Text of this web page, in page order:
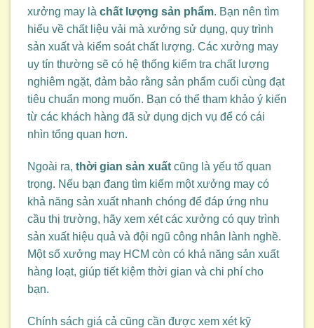
xưởng may là chất lượng sản phẩm. Bạn nên tìm
hiểu về chất liệu vải mà xưởng sử dụng, quy trình
sản xuất và kiểm soát chất lượng. Các xưởng may
uy tín thường sẽ có hệ thống kiểm tra chất lượng
nghiêm ngặt, đảm bảo rằng sản phẩm cuối cùng đạt
tiêu chuẩn mong muốn. Bạn có thể tham khảo ý kiến
từ các khách hàng đã sử dụng dịch vụ để có cái
nhìn tổng quan hơn.
Ngoài ra, thời gian sản xuất cũng là yếu tố quan
trọng. Nếu bạn đang tìm kiếm một xưởng may có
khả năng sản xuất nhanh chóng để đáp ứng nhu
cầu thị trường, hãy xem xét các xưởng có quy trình
sản xuất hiệu quả và đội ngũ công nhân lành nghề.
Một số xưởng may HCM còn có khả năng sản xuất
hàng loạt, giúp tiết kiệm thời gian và chi phí cho
bạn.
Chính sách giá cả cũng cần được xem xét kỹ